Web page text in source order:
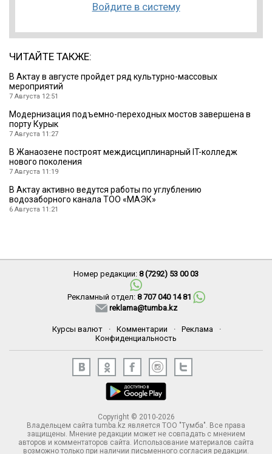
Войдите в систему
ЧИТАЙТЕ ТАКЖЕ:
В Актау в августе пройдет ряд культурно-массовых
мероприятий
7 Августа 12:51
Модернизация подъемно-переходных мостов завершена в
порту Курык
7 Августа 11:27
В Жанаозене построят междисциплинарный IT-колледж
нового поколения
7 Августа 11:19
В Актау активно ведутся работы по углублению
водозаборного канала ТОО «МАЭК»
6 Августа 11:21
Номер редакции: 8 (7292) 53 00 03
Рекламный отдел: 8 707 040 14 81
reklama@tumba.kz
Курсы валют · Комментарии · Реклама
·
Конфиденциальность
Copyright © 2010-2026
Владельцем сайта tumba.kz является ТОО "Тумба". Все права
защищены. Мнение редакции может не совпадать с мнением
авторов и комментаторов сайта. Использование материалов сайта
возможно только при наличии письменного согласия редакции.